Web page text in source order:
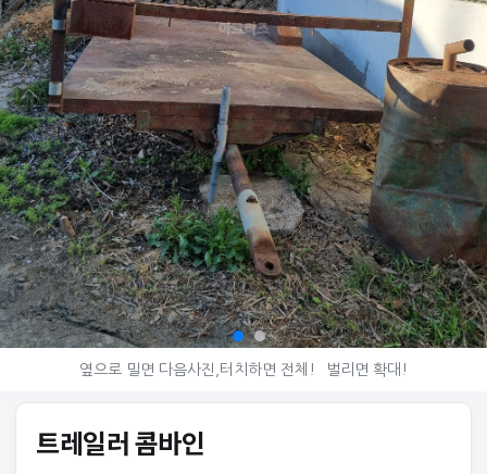
옆으로 밀면 다음사진,터치하면 전체! 벌리면 확대!
트레일러 콤바인